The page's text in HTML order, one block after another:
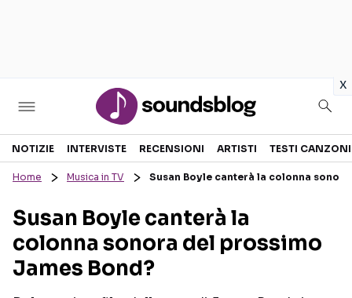
x
Sezioni
RECENSIONI MUSICALI
INTERVISTE
GOSSIP E CURIOSITÀ
TESTI CANZONI
TOUR ED EVENTI
NOTIZIE INTERVISTE RECENSIONI ARTISTI TESTI CANZONI
Home Musica in TV Susan Boyle canterà la colonna
Susan Boyle canterà la
colonna sonora del prossimo
James Bond?